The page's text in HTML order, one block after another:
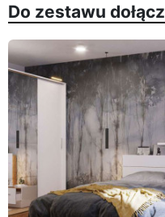
Do zestawu dołącz